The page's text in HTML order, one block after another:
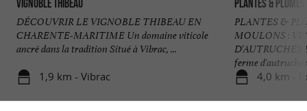
Vignoble Thibeau
DÉCOUVRIR LE VIGNOBLE THIBEAU EN
CHARENTE-MARITIME Un domaine viticole
ancré dans la tradition Situé à Vibrac, ...
1,9 km - Vibrac
Plantes & Plumes
PLANTES &
MOULONS :
D'AUTRUCHES
ferme
4,0 km -